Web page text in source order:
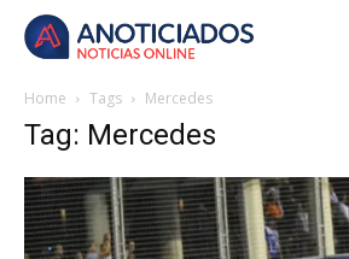
Home Tags Mercedes
Tag: Mercedes